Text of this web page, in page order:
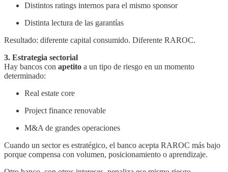
Distintos ratings internos para el mismo sponsor
Distinta lectura de las garantías
Resultado: diferente capital consumido. Diferente RAROC.
3. Estrategia sectorial
Hay bancos con apetito a un tipo de riesgo en un momento
determinado:
Real estate core
Project finance renovable
M&A de grandes operaciones
Cuando un sector es estratégico, el banco acepta RAROC más bajo
porque compensa con volumen, posicionamiento o aprendizaje.